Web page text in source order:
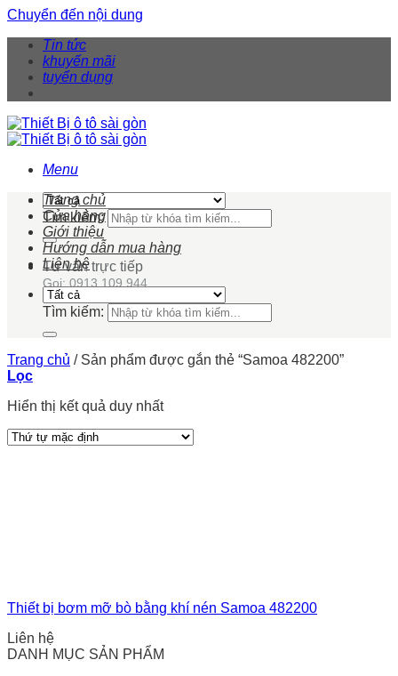
Chuyển đến nội dung
Tin tức
khuyến mãi
tuyển dụng
Menu
Tìm kiếm:
Tư vấn trực tiếp
Gọi: 0913 109 944
Trang chủ
Cửa hàng
Giới thiệu
Hướng dẫn mua hàng
Liên hệ
Tìm kiếm:
Trang chủ /Sản phẩm được gắn thẻ “Samoa 482200”
Lọc
Hiển thị kết quả duy nhất
Thiết bị bơm mỡ bò bằng khí nén Samoa 482200
Liên hệ
DANH MỤC SẢN PHẨM